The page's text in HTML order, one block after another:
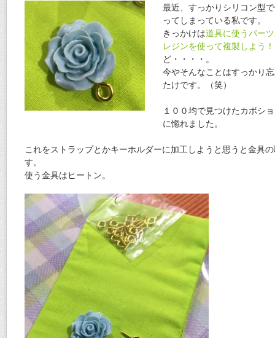
最近、すっかりシリコン型
ってしまっている私です。
きっかけは道具に使うパー
レジンを使って複製しよう！
ど・・・・。
今やそんなことはすっかり
たけです。（笑）
１００均で見つけたカボシ
に惚れました。
これをストラップとかキーホルダーに加工しようと思うと金具
す。
使う金具はヒートン。